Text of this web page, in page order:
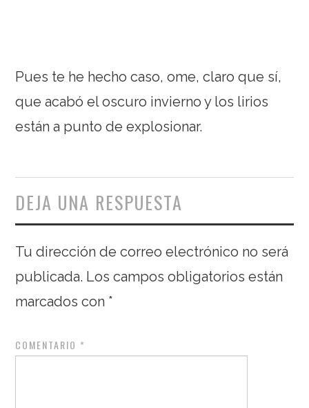
Pues te he hecho caso, ome, claro que sí,
que acabó el oscuro invierno y los lirios
están a punto de explosionar.
DEJA UNA RESPUESTA
Tu dirección de correo electrónico no será
publicada. Los campos obligatorios están
marcados con *
COMENTARIO *